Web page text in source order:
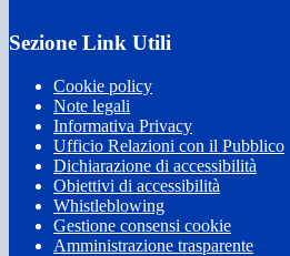
Sezione Link Utili
Cookie policy
Note legali
Informativa Privacy
Ufficio Relazioni con il Pubblico
Dichiarazione di accessibilità
Obiettivi di accessibilità
Whistleblowing
Gestione consensi cookie
Amministrazione trasparente